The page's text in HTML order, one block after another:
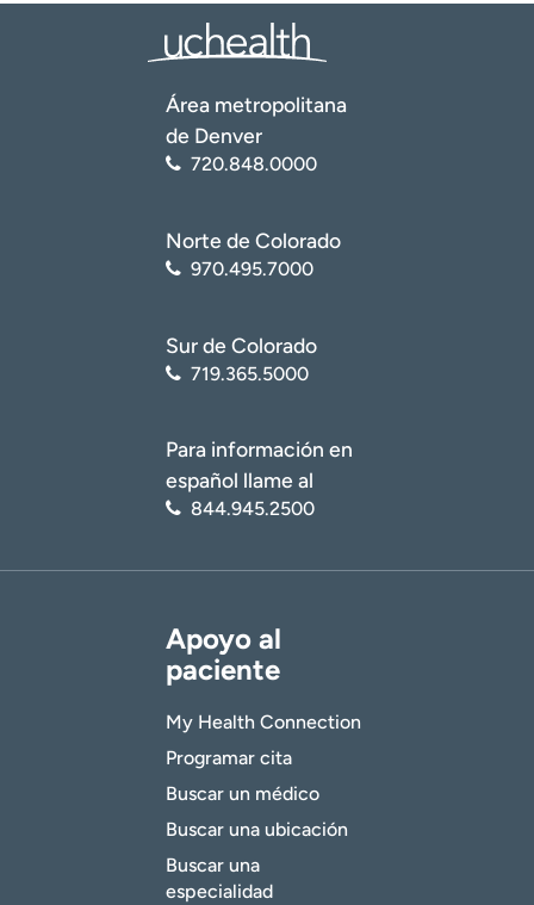
Área metropolitana
de Denver
720.848.0000
Norte de Colorado
970.495.7000
Sur de Colorado
719.365.5000
Para información en
español llame al
844.945.2500
Apoyo al
paciente
My Health Connection
Programar cita
Buscar un médico
Buscar una ubicación
Buscar una
especialidad